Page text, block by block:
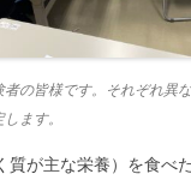
の皆様です。それぞれ異
ます。
質が主な栄養）を食べ